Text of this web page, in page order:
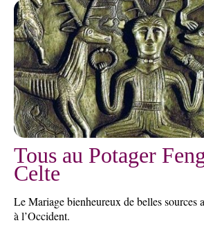
Tous au Potager
Celte
Le Mariage bienheureux de belles sources
à l’Occident.